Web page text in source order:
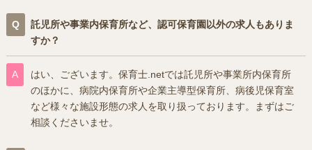
託児所や事業内保育所など、認可保育園以外の求人もありま
すか？
はい、ございます。保育士.netでは託児所や事業所内保育所
のほかに、病院内保育所や企業主導型保育所、病後児保育室
など様々な施設形態の求人を取り扱っております。まずはご
相談くださいませ。